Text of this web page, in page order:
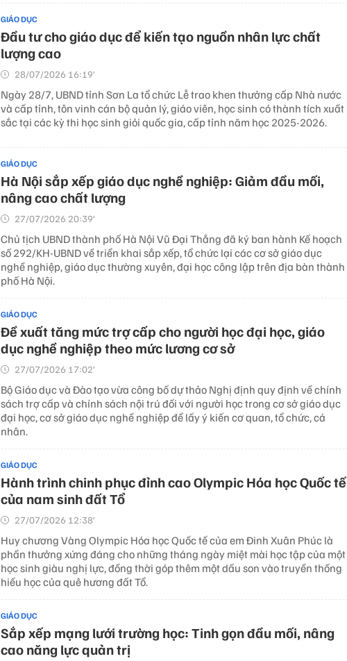
GIÁO DỤC
Đầu tư cho giáo dục để kiến tạo nguồn nhân lực chất
lượng cao
28/07/2026 16:19’
Ngày 28/7, UBND tỉnh Sơn La tổ chức Lễ trao khen thưởng cấp Nhà nước
và cấp tỉnh, tôn vinh cán bộ quản lý, giáo viên, học sinh có thành tích xuất
sắc tại các kỳ thi học sinh giỏi quốc gia, cấp tỉnh năm học 2025-2026.
GIÁO DỤC
Hà Nội sắp xếp giáo dục nghề nghiệp: Giảm đầu mối,
nâng cao chất lượng
27/07/2026 20:39’
Chủ tịch UBND thành phố Hà Nội Vũ Đại Thắng đã ký ban hành Kế hoạch
số 292/KH-UBND về triển khai sắp xếp, tổ chức lại các cơ sở giáo dục
nghề nghiệp, giáo dục thường xuyên, đại học công lập trên địa bàn thành
phố Hà Nội.
GIÁO DỤC
Đề xuất tăng mức trợ cấp cho người học đại học, giáo
dục nghề nghiệp theo mức lương cơ sở
27/07/2026 17:02’
Bộ Giáo dục và Đào tạo vừa công bố dự thảo Nghị định quy định về chính
sách trợ cấp và chính sách nội trú đối với người học trong cơ sở giáo dục
đại học, cơ sở giáo dục nghề nghiệp để lấy ý kiến cơ quan, tổ chức, cá
nhân.
GIÁO DỤC
Hành trình chinh phục đỉnh cao Olympic Hóa học Quốc tế
của nam sinh đất Tổ
27/07/2026 12:38’
Huy chương Vàng Olympic Hóa học Quốc tế của em Đinh Xuân Phúc là
phần thưởng xứng đáng cho những tháng ngày miệt mài học tập của một
học sinh giàu nghị lực, đồng thời góp thêm một dấu son vào truyền thống
hiếu học của quê hương đất Tổ.
GIÁO DỤC
Sắp xếp mạng lưới trường học: Tinh gọn đầu mối, nâng
cao năng lực quản trị